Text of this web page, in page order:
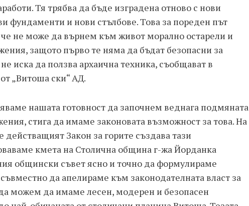
Тя трябва да бъде изградена отново с нови
фундаменти и нови стълбове. Това за пореден път
че не може да върнем към живот морално остарели и
защото първо те няма да бъдат безопасни за
иска да ползва архаична техника, съобщават в
„Витоша ски“ АД.
нашата готовност да започнем веднага подмяната
стига да имаме законовата възможност за това. На
действащият Закон за горите създава тази
кмета на Столична община г-жа Йорданка
общински съвет ясно и точно да формулираме
да апелираме към законодателната власт за
можем да имаме лесен, модерен и безопасен